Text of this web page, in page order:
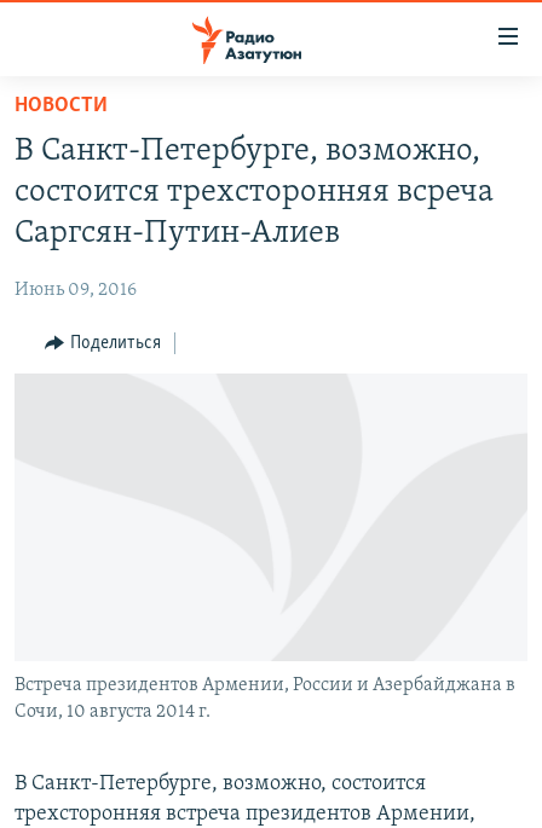
Перейти
основному
содержанию
Перейти
основной
Перейти
ПОЛИТИКА
ЭКОНОМИКА
РЕГИОН
Русский
НОВОСТИ
В Санкт-Петербурге, возможно,
состоится трехсторонняя всреча
Саргсян-Путин-Алиев
Июнь 09, 2016
Поделиться
Встреча президентов Армении, России и Азербайджана в
Сочи, 10 августа 2014 г.
В Санкт-Петербурге, возможно, состоится
трехсторонняя встреча президентов Армении,